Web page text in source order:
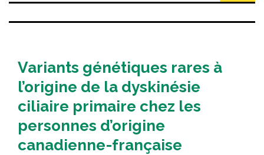
Variants génétiques rares à
l’origine de la dyskinésie
ciliaire primaire chez les
personnes d’origine
canadienne-française